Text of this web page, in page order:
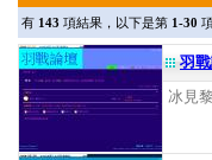
有 143 項結果，以下是第 1-30
羽
冰見